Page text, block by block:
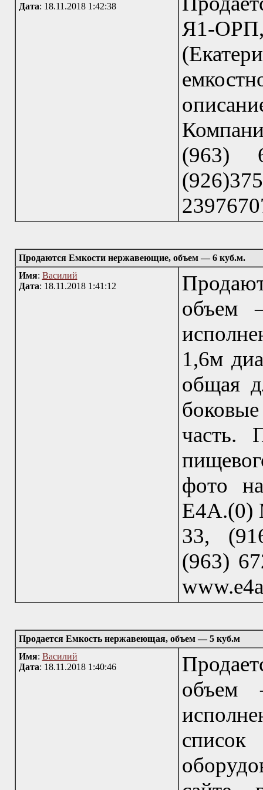
Дата: 18.11.2018 1:42:38
Я1-
(963)
Продаются Емкости нержавеющие, объем — 6 куб.м.
Имя: Василий
Дата: 18.11.2018 1:41:12
объем
1,6м
общая
часть.
фото
Е4А.(0)
33,
(963)
Продается Емкость нержавеющая, объем — 5 куб.м
Имя: Василий
Дата: 18.11.2018 1:40:46
объем